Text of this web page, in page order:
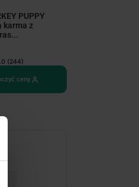
PUPPY
karma z
(244)
ceny